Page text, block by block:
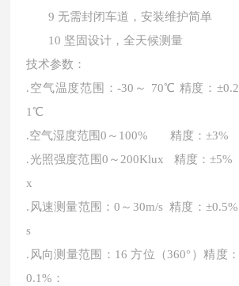
9 无需封闭车道，安装维护简单
10 坚固设计，全天候测量
技术参数：
.空气温度范围：-30～ 70℃ 精度：
1℃
.空气湿度范围0～100% 精度：±3%
.光照强度范围0～200Klux 精度：
x
.风速测量范围：0～30m/s 精度：
s
.风向测量范围：16 方位（360°）精度
0.1%：